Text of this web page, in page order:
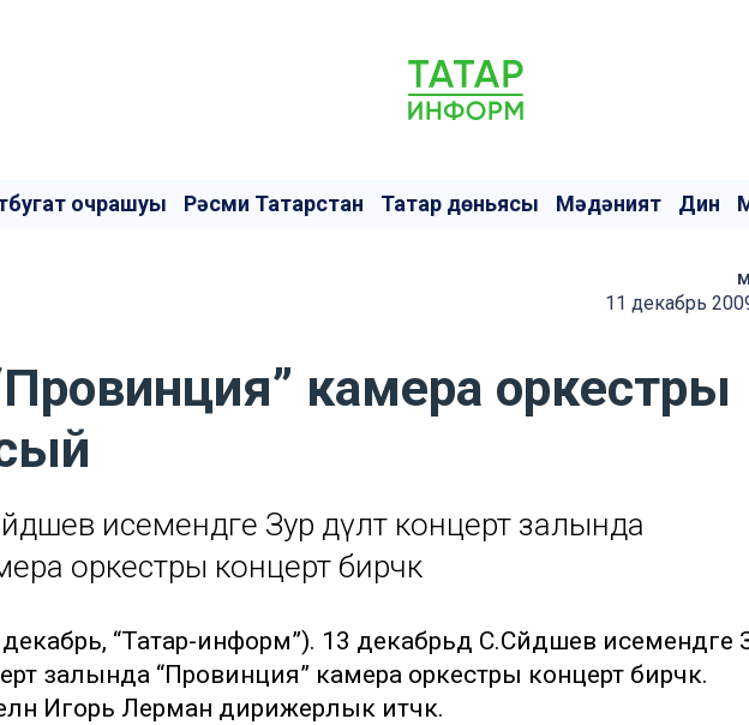
очрашуы Рәсми Татарстан Татар дөньясы Мәдәният Дин
11 декабрь
камера оркестры
исемендәге Зур дәүләт концерт залында
оркестры концерт бирәчәк
“Татар-информ”). 13 декабрьдә С.Сәйдәшев исемендәге
залында “Провинция” камера оркестры концерт бирәчәк.
Игорь Лерман дирижерлык итәчәк.